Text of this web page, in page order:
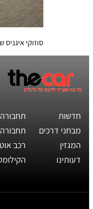
סוזוקי
חדשות
מבחני דרכים
המגזין
דעותינו
רכב